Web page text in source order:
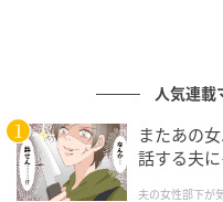
原因は、人件費の高騰
特にタワーマンション
に重くなります。
人気連載
またあの
話する夫
夫の女性部下が